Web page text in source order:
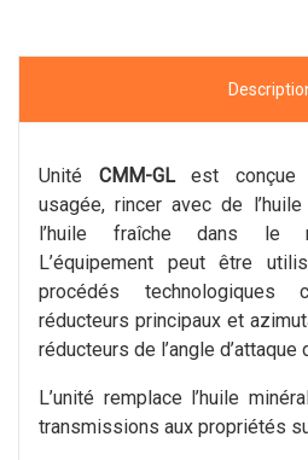
Unité CMM-GLest conçue
usagée, rincer avec de
l’huile fraîche dans le
L’équipement peut être
procédés
réducteurs principaux et
réducteurs de l’angle d’attaque
L’unité remplace l’huile
transmissions aux propriétés